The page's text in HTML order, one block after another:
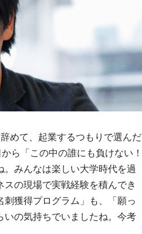
めて、起業するつもりで選んだ
ら「この中の誰にも負けない！
みんなは楽しい大学時代を過
の現場で実戦経験を積んでき
獲得プログラム」も、「願っ
いの気持ちでいましたね。今考